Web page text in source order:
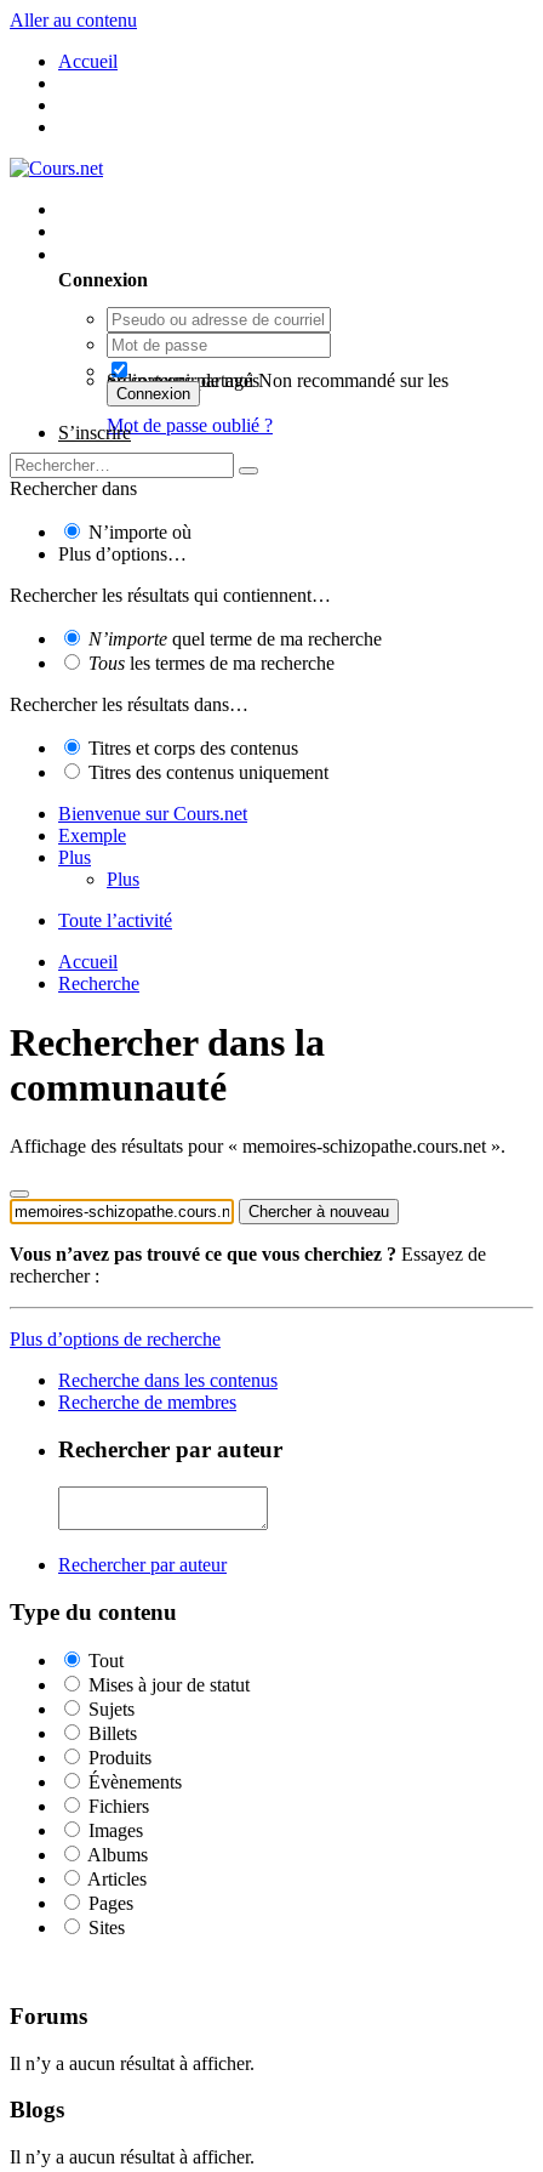
Aller au contenu
Accueil
Connexion
Se souvenir de moi
Non recommandé sur les ordinateurs partagés
Connexion
Mot de passe oublié ?
S’inscrire
Rechercher dans
N’importe où
Plus d’options…
Rechercher les résultats qui contiennent…
N’importe quel terme de ma recherche
Tous les termes de ma recherche
Rechercher les résultats dans…
Titres et corps des contenus
Titres des contenus uniquement
Bienvenue sur Cours.net
Exemple
Plus
Plus
Toute l’activité
Accueil
Recherche
Rechercher dans la
communauté
Affichage des résultats pour « memoires-schizopathe.cours.net ».
Chercher à nouveau
Vous n’avez pas trouvé ce que vous cherchiez ? Essayez de
rechercher :
Plus d’options de recherche
Recherche dans les contenus
Recherche de membres
Rechercher par auteur
Rechercher par auteur
Type du contenu
Tout
Mises à jour de statut
Sujets
Billets
Produits
Évènements
Fichiers
Images
Albums
Articles
Pages
Sites
Forums
Il n’y a aucun résultat à afficher.
Blogs
Il n’y a aucun résultat à afficher.